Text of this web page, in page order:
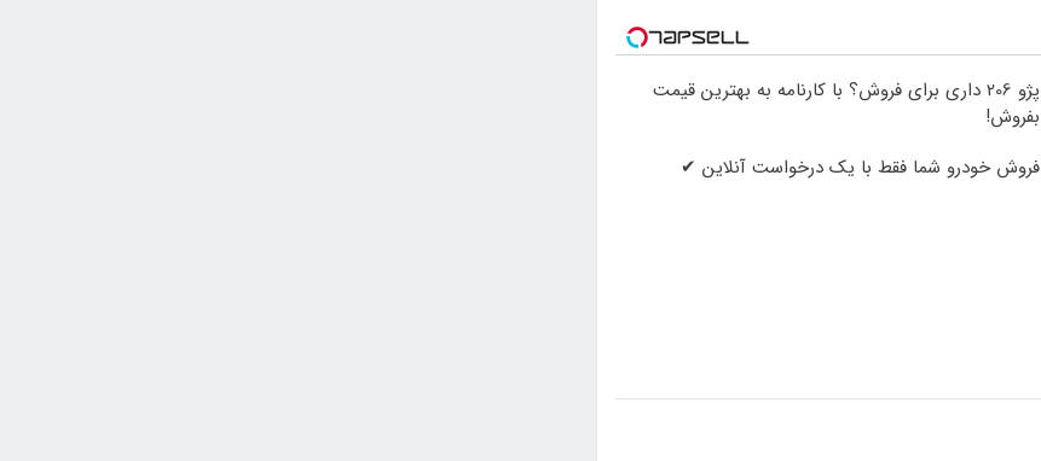
پژو 206 داری برای فروش؟ با کارنامه به بهترین قیمت
بفروش!
فروش خودرو شما فقط با یک درخواست آنلاین ✔